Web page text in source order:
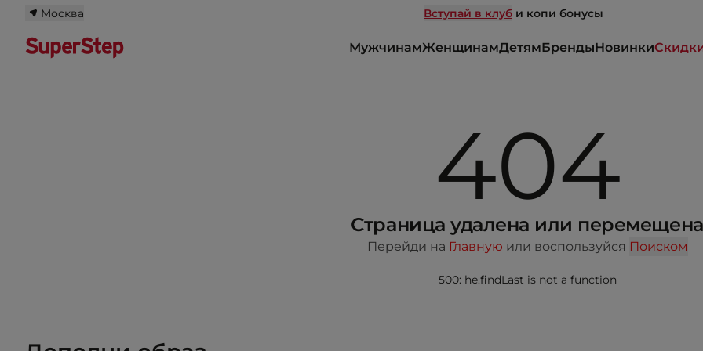
Москва Вступай в клуб и копи бонусы
МужчинамЖенщинамДетямБрендыНовинки
404
Страница удалена или перемещена
Перейди на Главную или воспользуйся Поиском
500: he.findLast is not a function